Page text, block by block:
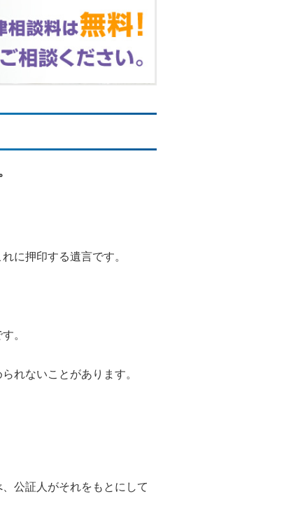
に押印する遺言です。
。
れないことがあります。
公証人がそれをもとにして